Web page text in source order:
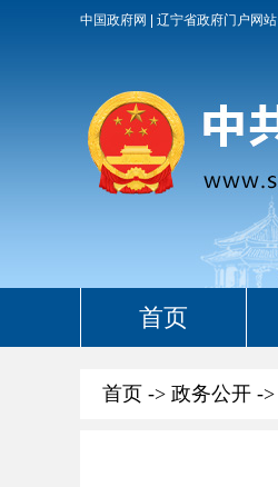
中国政府网 辽宁省政府门户网站
首页
首页 -> 政务公开 ->